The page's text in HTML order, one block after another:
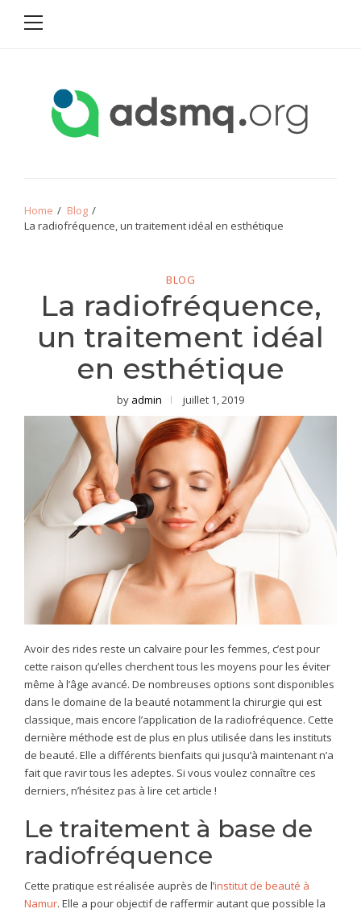
Home
Blog
La radiofréquence, un traitement idéal en esthétique
BLOG
La radiofréquence,
un traitement idéal
en esthétique
by admin juillet 1, 2019
Avoir des rides reste un calvaire pour les femmes, c’est pour
cette raison qu’elles cherchent tous les moyens pour les éviter
même à l’âge avancé. De nombreuses options sont disponibles
dans le domaine de la beauté notamment la chirurgie qui est
classique, mais encore l’application de la radiofréquence. Cette
dernière méthode est de plus en plus utilisée dans les instituts
de beauté. Elle a différents bienfaits qui jusqu’à maintenant n’a
fait que ravir tous les adeptes. Si vous voulez connaître ces
derniers, n’hésitez pas à lire cet article !
Le traitement à base de
radiofréquence
Cette pratique est réalisée auprès de l’institut de beauté à
Namur. Elle a pour objectif de raffermir autant que possible la